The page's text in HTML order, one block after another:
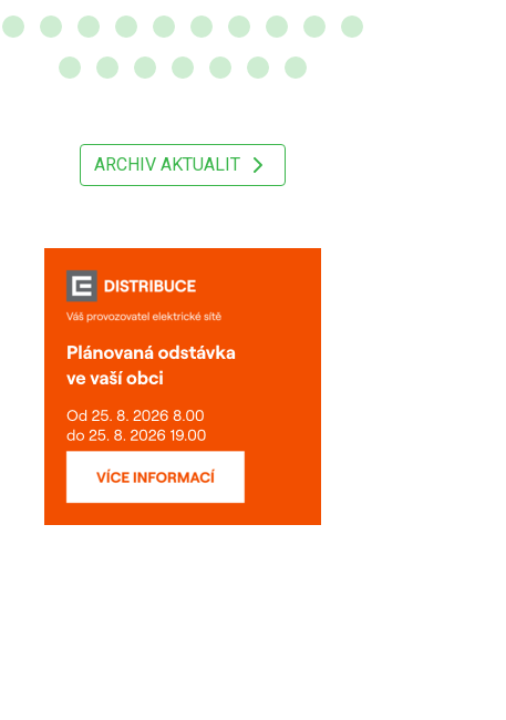
ARCHIV AKTUALIT